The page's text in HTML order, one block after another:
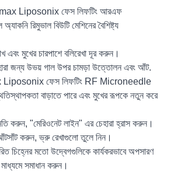
Liposonix ফেস লিফটিং আরএফ
রিমুভাল বিউটি মেশিনের বৈশিষ্ট্য
এবং মুখের চারপাশে বলিরেখা দূর করুন।
জন্য উভয় গাল উপর চামড়া উত্তোলন এবং আঁট.
ফেস লিফটিং RF Microneedle
বাড়াতে পারে এবং মুখের রূপকে নতুন করে
করুন, "মেরিওনেট লাইন" এর চেহারা হ্রাস করুন।
করুন, ভ্রু রেখাগুলো তুলে নিন।
চিহ্নের মতো উদ্বেগগুলিকে কার্যকরভাবে অপসারণ
সমাধান করুন।